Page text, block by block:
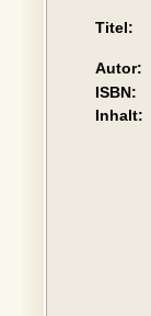
Titel:
Autor:
ISBN:
Inhalt: